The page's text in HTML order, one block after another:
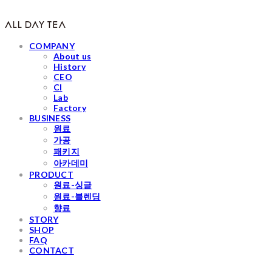
COMPANY
About us
History
CEO
CI
Lab
Factory
BUSINESS
원료
가공
패키지
아카데미
PRODUCT
원료-싱글
원료-블렌딩
향료
STORY
SHOP
FAQ
CONTACT